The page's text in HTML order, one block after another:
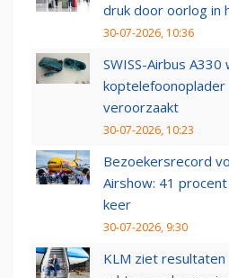
druk door oorlog in
30-07-2026, 10:36
SWISS-Airbus
koptelefoonoplader
veroorzaakt
30-07-2026, 10:23
Bezoekersrecord
Airshow: 41
keer
30-07-2026, 9:30
KLM ziet